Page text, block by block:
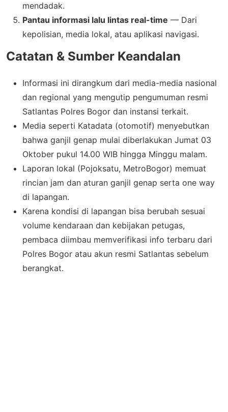
mendadak.
Pantau informasi lalu lintas real-time — Dari
kepolisian, media lokal, atau aplikasi navigasi.
Catatan & Sumber Keandalan
Informasi ini dirangkum dari media-media nasional
dan regional yang mengutip pengumuman resmi
Satlantas Polres Bogor dan instansi terkait.
Media seperti Katadata (otomotif) menyebutkan
bahwa ganjil genap mulai diberlakukan Jumat 03
Oktober pukul 14.00 WIB hingga Minggu malam.
Laporan lokal (Pojoksatu, MetroBogor) memuat
rincian jam dan aturan ganjil genap serta one way
di lapangan.
Karena kondisi di lapangan bisa berubah sesuai
volume kendaraan dan kebijakan petugas,
pembaca diimbau memverifikasi info terbaru dari
Polres Bogor atau akun resmi Satlantas sebelum
berangkat.